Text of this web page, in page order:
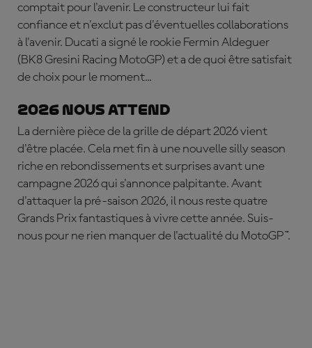
comptait pour l'avenir. Le constructeur lui fait
confiance et n'exclut pas d'éventuelles collaborations
à l'avenir. Ducati a signé le rookie Fermin Aldeguer
(BK8 Gresini Racing MotoGP) et a de quoi être satisfait
de choix pour le moment...
2026 nous attend
La dernière pièce de la grille de départ 2026 vient
d'être placée. Cela met fin à une nouvelle silly season
riche en rebondissements et surprises avant une
campagne 2026 qui s'annonce palpitante. Avant
d'attaquer la pré-saison 2026, il nous reste quatre
Grands Prix fantastiques à vivre cette année. Suis-
nous pour ne rien manquer de l'actualité du MotoGP™.